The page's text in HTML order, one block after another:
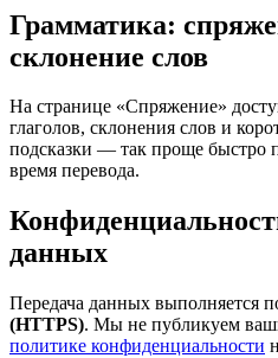
Грамматика:
склонение слов
На странице «Спряжение»
глаголов, склонения слов и
подсказки — так проще быстро
время перевода.
данных
Передача данных выполняется
(HTTPS). Мы не публикуем
политике конфиденциальности